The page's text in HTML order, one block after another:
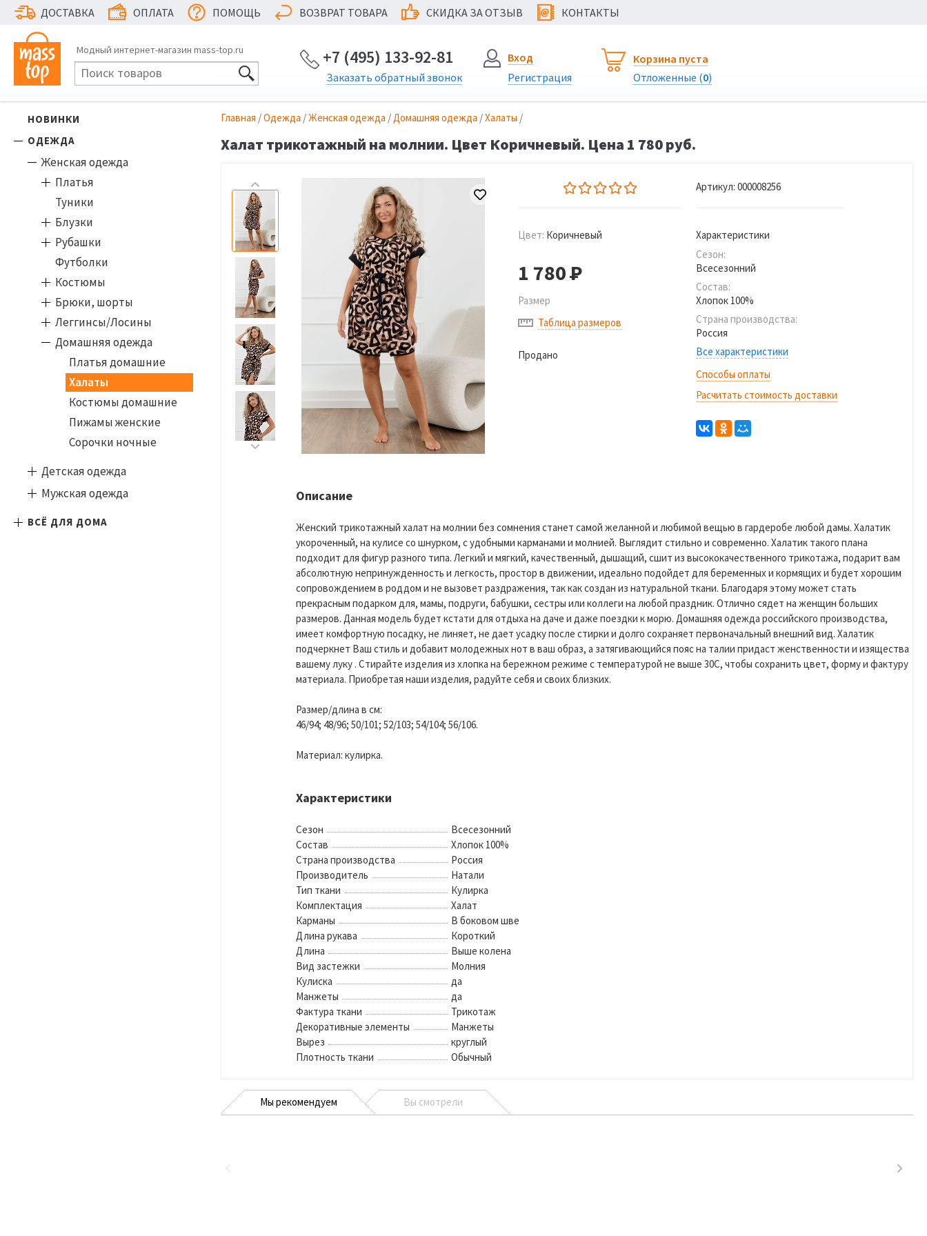
ДОСТАВКА ОПЛАТА ПОМОЩЬ ВОЗВРАТ ТОВАРА СКИДКА ЗА ОТЗЫВ @ КОНТАКТЫ
Модный интернет-магазин mass-top.ru +7 (495) 133-92-81
Заказать обратный звонок
Вход
Регистрация
Корзина пуста
Отложенные (0)
НОВИНКИ
ОДЕЖДА
Женская одежда
Платья
Туники
Блузки
Рубашки
Футболки
Костюмы
Брюки, шорты
Леггинсы/Лосины
Домашняя одежда
Платья домашние
Халаты
Костюмы домашние
Пижамы женские
Сорочки ночные
Детская одежда
Мужская одежда
ВСЁ ДЛЯ ДОМА
Главная /Одежда /Женская одежда /Домашняя одежда /Халаты /
Халат трикотажный на молнии. Цвет Коричневый. Цена 1 780 руб.
Цвет: Коричневый
1 780Р
Размер
Таблица размеров
Продано
Артикул: 000008256
Характеристики
Сезон:
Всесезонний
Состав:
Хлопок 100%
Страна производства:
Россия
Все характеристики
Способы оплаты
Расчитать стоимость доставки
Описание
Женский трикотажный халат на молнии без сомнения станет самой желанной и любимой вещью в гардеробе любой дамы. Халатик
укороченный, на кулисе со шнурком, с удобными карманами и молнией. Выглядит стильно и современно. Халатик такого плана
подходит для фигур разного типа. Легкий и мягкий, качественный, дышащий, сшит из высококачественного трикотажа, подарит вам
абсолютную непринужденность и легкость, простор в движении, идеально подойдет для беременных и кормящих и будет хорошим
сопровождением в роддом и не вызовет раздражения, так как создан из натуральной ткани. Благодаря этому может стать
прекрасным подарком для, мамы, подруги, бабушки, сестры или коллеги на любой праздник. Отлично сядет на женщин больших
размеров. Данная модель будет кстати для отдыха на даче и даже поездки к морю. Домашняя одежда российского производства,
имеет комфортную посадку, не линяет, не дает усадку после стирки и долго сохраняет первоначальный внешний вид. Халатик
подчеркнет Ваш стиль и добавит молодежных нот в ваш образ, а затягивающийся пояс на талии придаст женственности и изящества
вашему луку . Стирайте изделия из хлопка на бережном режиме с температурой не выше 30С, чтобы сохранить цвет, форму и фактуру
материала. Приобретая наши изделия, радуйте себя и своих близких.
Размер/длина в см:
46/94; 48/96; 50/101; 52/103; 54/104; 56/106.
Материал: кулирка.
Характеристики
Сезон
Всесезонний
Состав
Хлопок 100%
Страна производства
Россия
Производитель
Натали
Тип ткани
Кулирка
Комплектация
Халат
Карманы
В боковом шве
Длина рукава
Короткий
Длина
Выше колена
Вид застежки
Молния
Кулиска
да
Манжеты
да
Фактура ткани
Трикотаж
Декоративные элементы
Манжеты
Вырез
круглый
Плотность ткани
Обычный
Мы рекомендуем Вы смотрели